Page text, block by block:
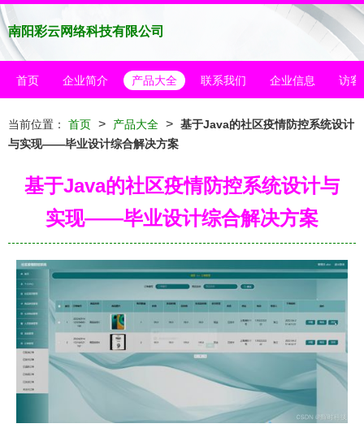
南阳彩云网络科技有限公司
首页 企业简介 产品大全 联系我们 企业信息 访客
当前位置： 首页 > 产品大全 > 基于Java的社区疫情防控系统设计
与实现——毕业设计综合解决方案
基于Java的社区疫情防控系统设计与
实现——毕业设计综合解决方案